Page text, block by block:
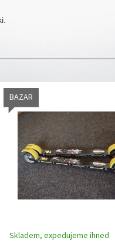
BAZAR
Skladem, expedujeme ihned